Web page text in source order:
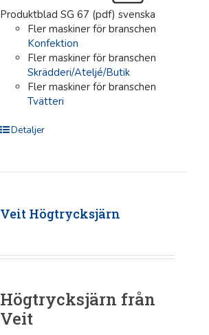
Produktblad SG 67 (pdf) svenska
Fler maskiner för branschen
Konfektion
Fler maskiner för branschen
Skrädderi/Ateljé/Butik
Fler maskiner för branschen
Tvätteri
Detaljer
Veit Högtrycksjärn
Högtrycksjärn från
Veit